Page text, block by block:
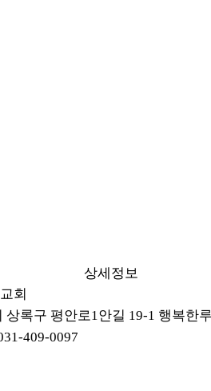
상세정보
회
상록구 평안로1안길 19-1 행복한
409-0097